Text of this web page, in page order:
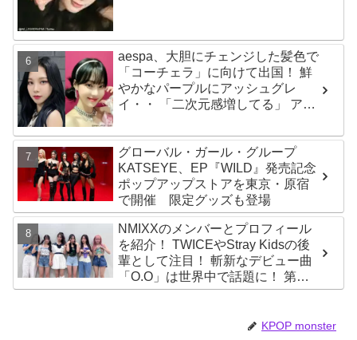
aespa、大胆にチェンジした髪色で
「コーチェラ」に向けて出国！ 鮮
やかなパープルにアッシュグレ
イ・・ 「二次元感増してる」 アバ
グローバル・ガール・グループ
KATSEYE、EP『WILD』発売記念
ポップアップストアを東京・原宿
で開催 限定グッズも登場
NMIXXのメンバーとプロフィール
を紹介！ TWICEやStray Kidsの後
輩として注目！ 斬新なデビュー曲
「O.O」は世界中で話題に！ 第４
世代を代表する美女ソリュンをは
いわれるその魅力をチェックKPOP monster